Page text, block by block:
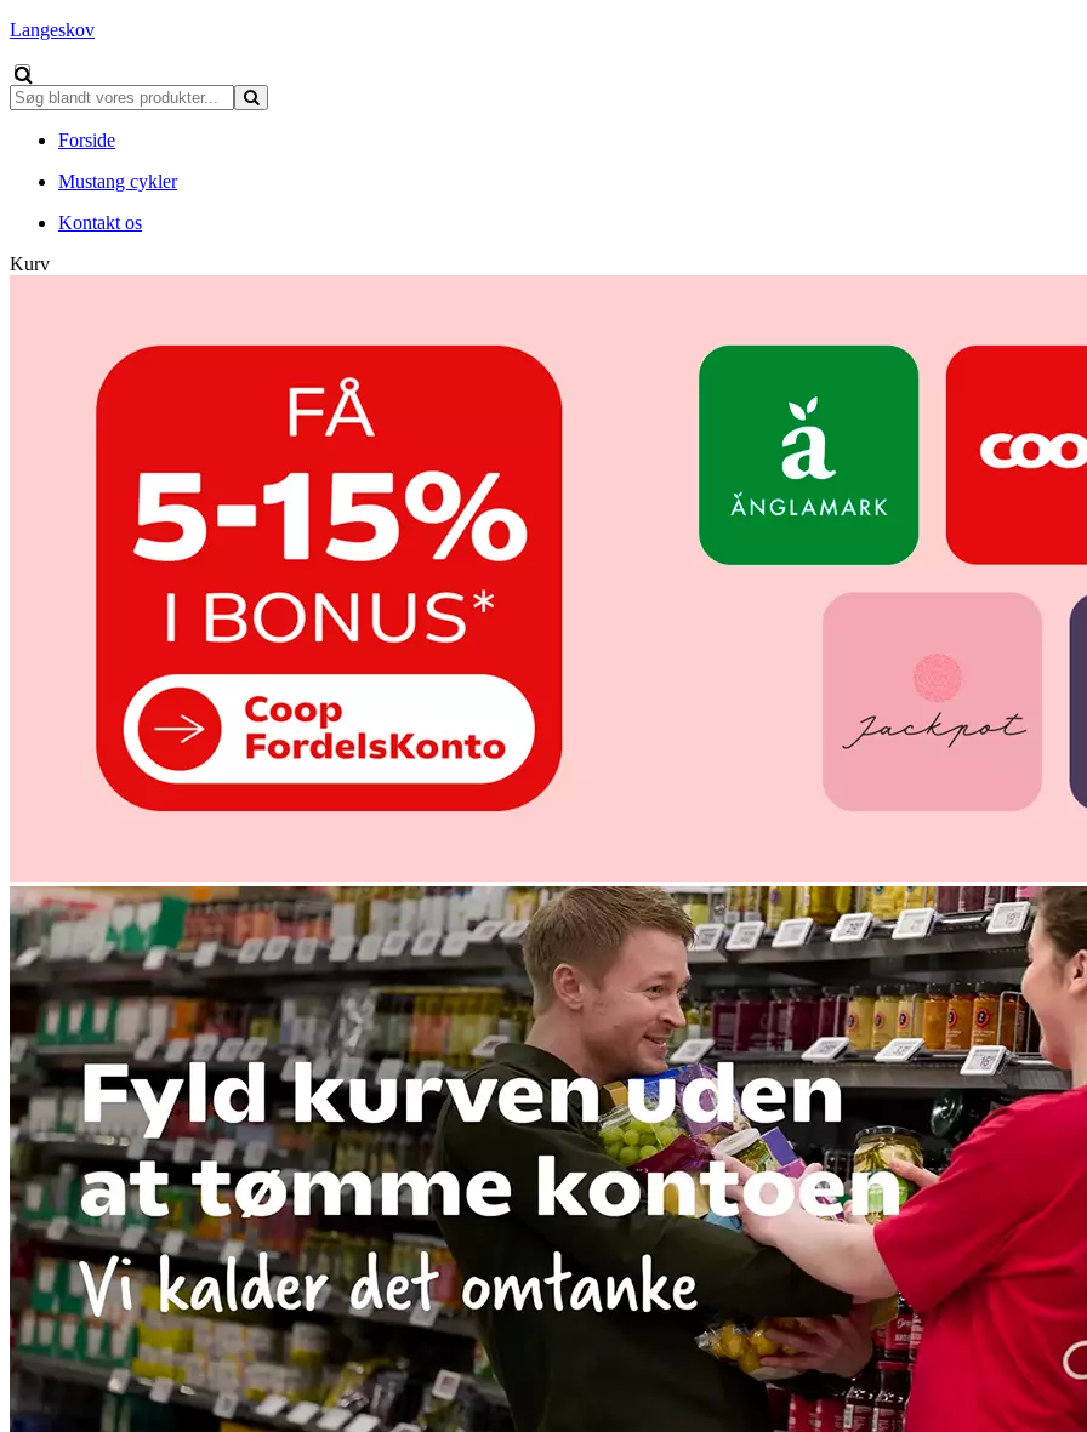
Langeskov
Forside
Mustang cykler
Kontakt os
Kurv